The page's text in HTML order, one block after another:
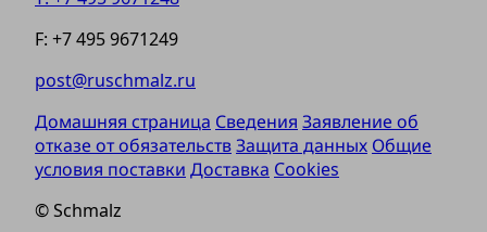
F: +7 495 9671249
post@ruschmalz.ru
Домашняя страница Сведения Заявление об
отказе от обязательствЗащита данных Общие
условия поставки Доставка Cookies
© Schmalz